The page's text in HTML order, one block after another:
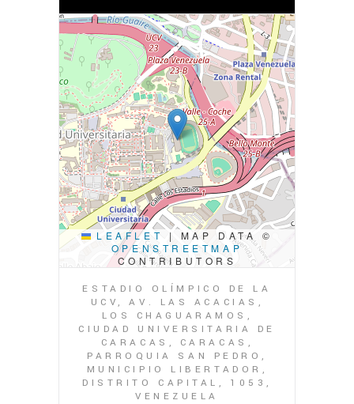
LEAFLET |
MAP DATA ©
OPENSTREETMAP
CONTRIBUTORS
ESTADIO OLÍMPICO DE LA
UCV, AV. LAS ACACIAS,
LOS CHAGUARAMOS,
CIUDAD UNIVERSITARIA DE
CARACAS, CARACAS,
PARROQUIA SAN PEDRO,
MUNICIPIO LIBERTADOR,
DISTRITO CAPITAL, 1053,
VENEZUELA